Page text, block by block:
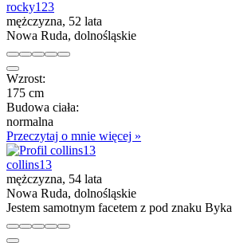
rocky123
mężczyzna, 52 lata
Nowa Ruda, dolnośląskie
Wzrost:
175 cm
Budowa ciała:
normalna
Przeczytaj o mnie więcej »
collins13
mężczyzna, 54 lata
Nowa Ruda, dolnośląskie
Jestem samotnym facetem z pod znaku